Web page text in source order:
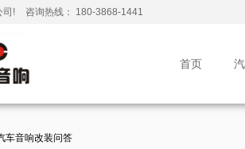
司! 咨询热线： 180-3868-1441
首页
车音响改装问答